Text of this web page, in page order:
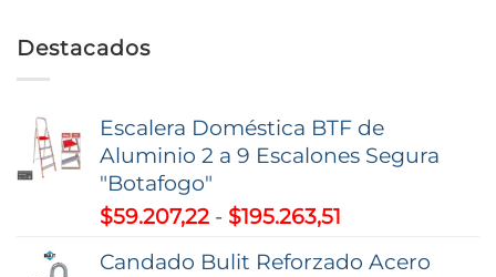
Destacados
Escalera Doméstica BTF de
Aluminio 2 a 9 Escalones Segura
"Botafogo"
$59.207,22 - $195.263,51
precios:
Candado Bulit Reforzado Acero